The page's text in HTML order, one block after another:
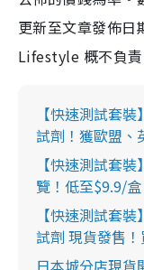
更新至文章發佈日
Lifestyle 概不負
【快速測試套
試劑！獲歐盟、
【快速測試套
覽！低至$9.9/
【快速測試套
試劑 現貨發售
日本城分店現